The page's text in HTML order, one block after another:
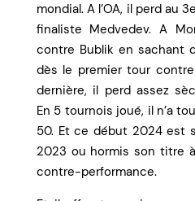
mondial. A l’OA, il perd au
finaliste Medvedev. A
contre Bublik en sachant
dès le premier tour contre
dernière, il perd assez
En 5 tournois joué, il n’a
50. Et ce début 2024 est
2023 ou hormis son titre
contre-performance.